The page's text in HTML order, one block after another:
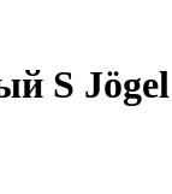
S Jögel